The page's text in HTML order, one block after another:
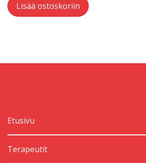
Lisää ostoskoriin
Etusivu
Terapeutit